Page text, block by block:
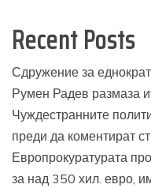
Recent Posts
Сдружение за
Румен Радев размаза
Чуждестранните
преди да коментират
Европрокуратурата
за над 350 хил. евро,